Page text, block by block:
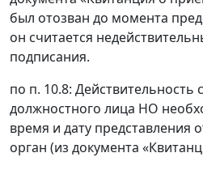
был отозван до момента
он считается
подписания.
по п. 10.8: Действительность
должностного лица НО
время и дату представления
орган (из документа